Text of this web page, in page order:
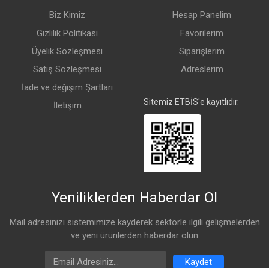
Biz Kimiz
Gizlilik Politikası
Üyelik Sözleşmesi
Satış Sözleşmesi
İade ve değişim Şartları
İletişim
Hesap Panelim
Favorilerim
Siparişlerim
Adreslerim
Sitemiz ETBİS'e kayıtlıdır.
Yeniliklerden Haberdar Ol
Mail adresinizi sistemimize kayderek sektörle ilgili gelişmelerden
ve yeni ürünlerden haberdar olun
Email Address
Kaydet